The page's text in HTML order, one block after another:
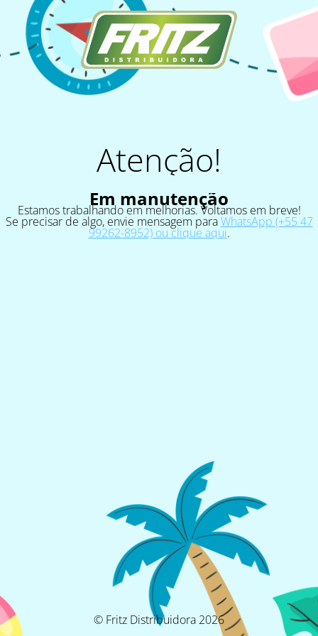
Atenção!
Em manutenção
Estamos trabalhando em melhorias. Voltamos em breve!
Se precisar de algo, envie mensagem paraWhatsApp (+55 47
99262-8952) ou clique aqui.
© Fritz Distribuidora 2026